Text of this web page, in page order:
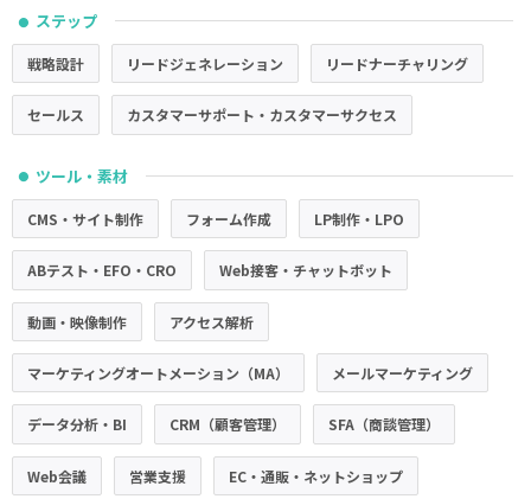
● ステップ
戦略設計 リードジェネレーション リードナーチャリング
セールス カスタマーサポート・カスタマーサクセス
● ツール・素材
CMS・サイト制作 フォーム作成 LP制作・LPO
ABテスト・EFO・CRO Web接客・チャットボット
動画・映像制作 アクセス解析
マーケティングオートメーション（MA） メールマーケティング
データ分析・BI CRM（顧客管理） SFA（商談管理）
Web会議 営業支援 EC・通販・ネットショップ